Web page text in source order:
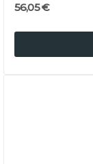
56,05 €